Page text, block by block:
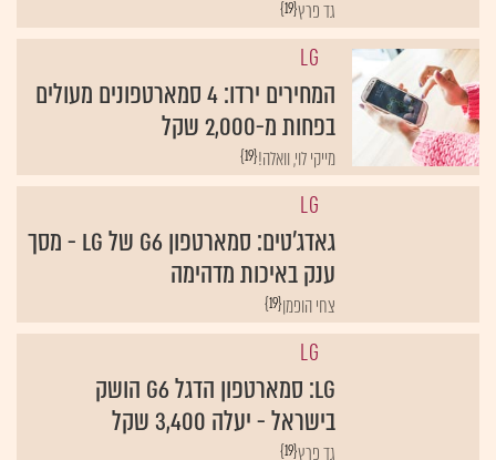
{19}גד פרץ
LG
המחירים ירדו: 4 סמארטפונים מעולים
בפחות מ-2,000 שקל
{19}מייקי לוי, וואלה!
LG
גאדג'טים: סמארטפון G6 של LG - מסך
ענק באיכות מדהימה
{19}צחי הופמן
LG
LG: סמארטפון הדגל G6 הושק
בישראל - יעלה 3,400 שקל
{19}גד פרץ